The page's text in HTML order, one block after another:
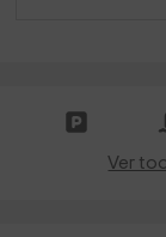
Ver